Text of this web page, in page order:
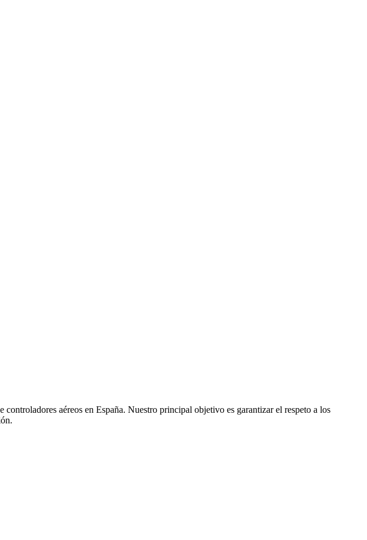
aéreos en España. Nuestro principal objetivo es garantizar el respeto a los